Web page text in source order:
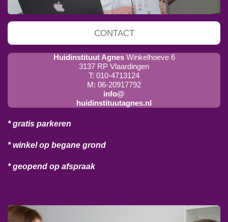
CONTACT
Huidinstituut Agnes Winkelhoeve 6
3137 RP Vlaardingen
T: 010-4713124
M: 06-20917792
info@
huidinstituutagnes.nl
* gratis parkeren
* winkel op begane grond
* geopend op afspraak